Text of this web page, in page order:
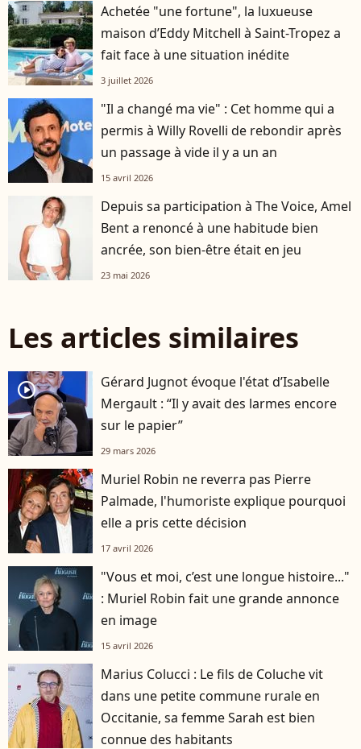
Achetée "une fortune", la luxueuse
maison d’Eddy Mitchell à Saint-Tropez a
fait face à une situation inédite
3 juillet 2026
"Il a changé ma vie" : Cet homme qui a
permis à Willy Rovelli de rebondir après
un passage à vide il y a un an
15 avril 2026
Depuis sa participation à The Voice, Amel
Bent a renoncé à une habitude bien
ancrée, son bien-être était en jeu
23 mai 2026
Les articles similaires
player2
Gérard Jugnot évoque l'état d’Isabelle
Mergault : “Il y avait des larmes encore
sur le papier”
29 mars 2026
Muriel Robin ne reverra pas Pierre
Palmade, l'humoriste explique pourquoi
elle a pris cette décision
17 avril 2026
"Vous et moi, c’est une longue histoire..."
: Muriel Robin fait une grande annonce
en image
15 avril 2026
Marius Colucci : Le fils de Coluche vit
dans une petite commune rurale en
Occitanie, sa femme Sarah est bien
connue des habitants